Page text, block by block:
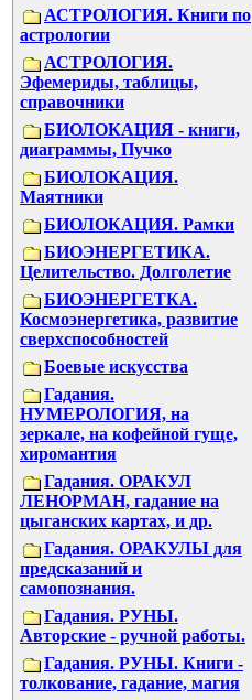
АСТРОЛОГИЯ. Книги по
астрологии
АСТРОЛОГИЯ.
Эфемериды, таблицы,
справочники
БИОЛОКАЦИЯ - книги,
диаграммы, Пучко
БИОЛОКАЦИЯ.
Маятники
БИОЛОКАЦИЯ. Рамки
БИОЭНЕРГЕТИКА.
Целительство. Долголетие
БИОЭНЕРГЕТКА.
Космоэнергетика, развитие
сверхспособностей
Боевые искусства
Гадания.
НУМЕРОЛОГИЯ, на
зеркале, на кофейной гуще,
хиромантия
Гадания. ОРАКУЛ
ЛЕНОРМАН, гадание на
цыганских картах, и др.
Гадания. ОРАКУЛЫ для
предсказаний и
самопознания.
Гадания. РУНЫ.
Авторские - ручной работы.
Гадания. РУНЫ. Книги -
толкование, гадание, магия